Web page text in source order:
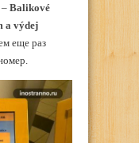
– Balikové
a výdej
еще раз